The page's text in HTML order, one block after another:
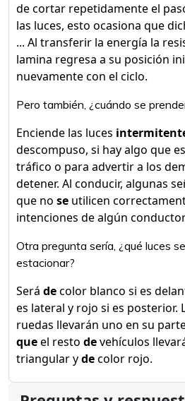
de cortar repetidamente el
las luces, esto ocasiona que
... Al transferir la energía la
lamina regresa a su posición
nuevamente con el ciclo.
Pero también, ¿cuándo se
Enciende las luces
descompuso, si hay algo que
tráfico o para advertir a los
detener. Al conducir, algunas
que no se utilicen
intenciones de algún
Otra pregunta sería, ¿qué luces
estacionar?
Será decolor blanco si es
es lateral y rojo si es posterior.
ruedas llevarán uno en su
queel resto devehículos
triangular ydecolor rojo.